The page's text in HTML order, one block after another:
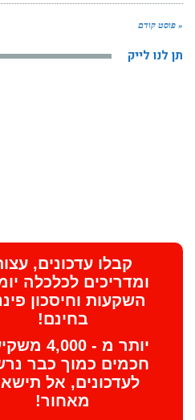
« פוסט קודם
תן לנו לייק